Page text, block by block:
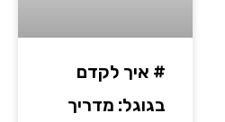
# איך לקדם
בגוגל: מדריך